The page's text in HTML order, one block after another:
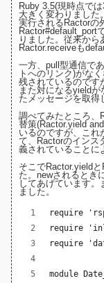
Ruby 3.5(現時点で
大きく変わりました。
実行されるRactorの
Ractor#default_port
りました。従来から
Ractor.receiveも
一方、pull型通信で
トへのリンク)がな
残されているのです
また対になるyield
たメッセージを取得
調べてみたところ、
替策(Ractor.yield
いるのですが、これ
て、Ractorのインス
義されている ことに
そこでRactor.yield
た。newされるとき
してあげています。
ました。
require
require
require
module